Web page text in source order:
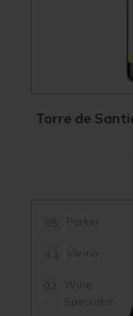
Torre de
Parker
Vivino
Wine
Spectator